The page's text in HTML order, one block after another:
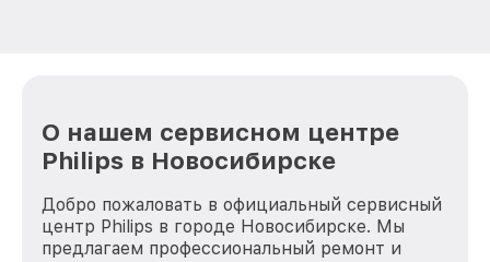
О нашем сервисном центре
Philips в Новосибирске
Добро пожаловать в официальный сервисный
центр Philips в городе Новосибирске. Мы
предлагаем профессиональный ремонт и